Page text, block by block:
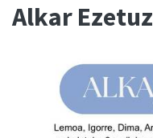
Alkar Ezetuz